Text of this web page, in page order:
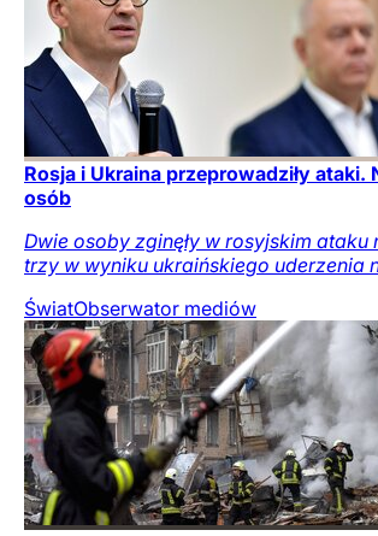
Rosja i Ukraina przeprowadziły ataki.
osób
Dwie osoby zginęły w rosyjskim ataku
trzy w wyniku ukraińskiego uderzenia
ŚwiatObserwator mediów